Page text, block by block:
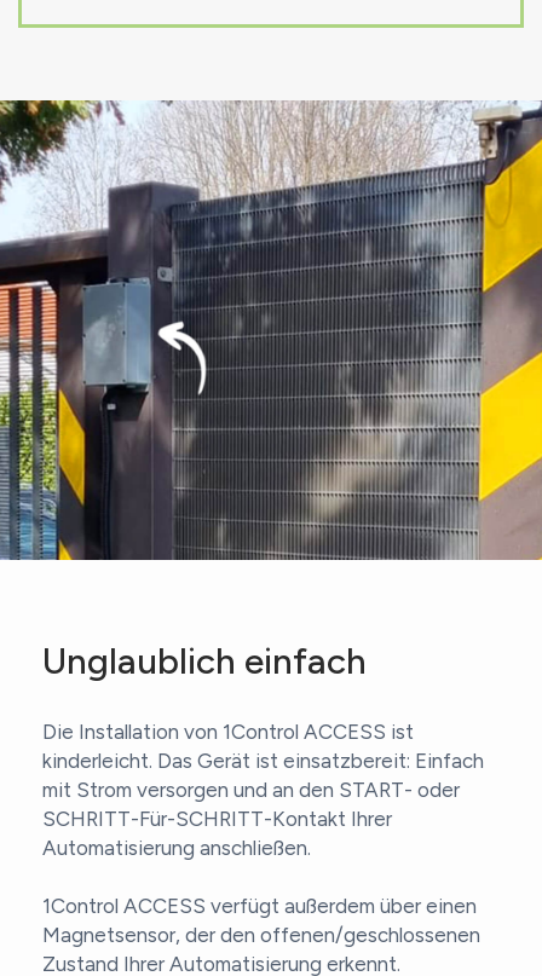
Unglaublich einfach
Die Installation von 1Control ACCESS ist
kinderleicht. Das Gerät ist einsatzbereit: Einfach
mit Strom versorgen und an den START- oder
SCHRITT-Für-SCHRITT-Kontakt Ihrer
Automatisierung anschließen.
1Control ACCESS verfügt außerdem über einen
Magnetsensor, der den offenen/geschlossenen
Zustand Ihrer Automatisierung erkennt.